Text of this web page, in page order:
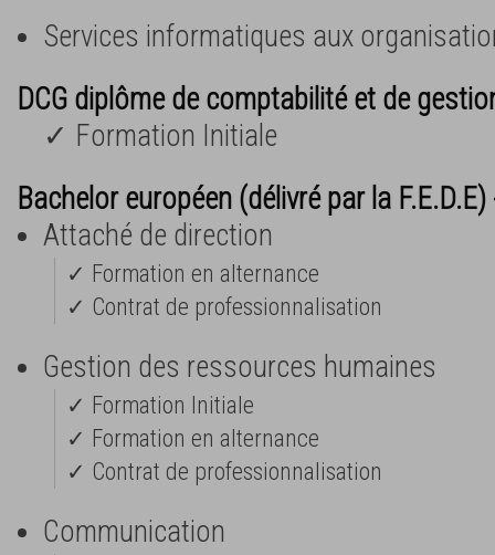
Services informatiques aux
DCG diplôme de comptabilité et de
✓ Formation Initiale
Bachelor européen (délivré par la
Attaché de direction
✓ Formation en alternance
✓ Contrat de professionnalisation
Gestion des ressources humaines
✓ Formation Initiale
✓ Formation en alternance
✓ Contrat de professionnalisation
Communication